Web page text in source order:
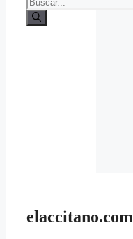
elaccitano.com